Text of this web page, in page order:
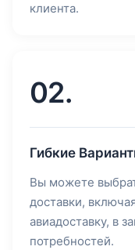
клиента.
02.
Гибкие
Вы можете
доставки,
авиадоставку, в
потребностей.